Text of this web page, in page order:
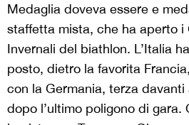
Medaglia doveva essere e
staffetta mista, che ha aperto i
Invernali del biathlon. L’Italia
posto, dietro la favorita
con la Germania, terza davanti
dopo l’ultimo poligono di gara.